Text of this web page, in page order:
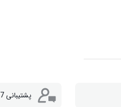
پشتیبانی 24/7